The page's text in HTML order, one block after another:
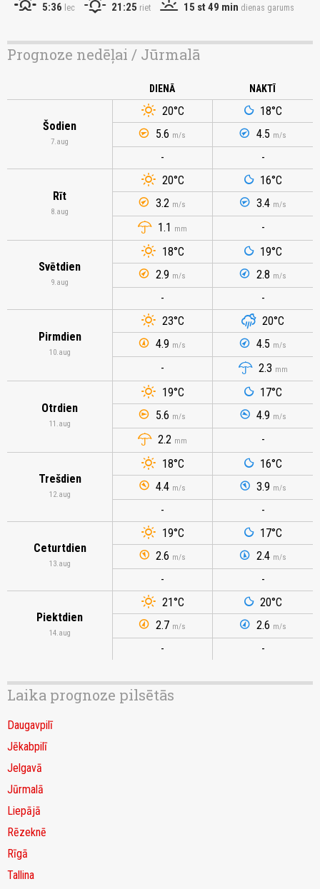
5:36 lec 21:25 riet 15 st 49 min dienas garums
Prognoze nedēļai / Jūrmalā
DIENĀ NAKTĪ
Šodien
7.aug
20°C 18°C
5.6 m/s 4.5 m/s
- -
Rīt
8.aug
20°C 16°C
3.2 m/s 3.4 m/s
1.1 mm -
Svētdien
9.aug
18°C 19°C
2.9 m/s 2.8 m/s
- -
Pirmdien
10.aug
23°C 20°C
4.9 m/s 4.5 m/s
- 2.3 mm
Otrdien
11.aug
19°C 17°C
5.6 m/s 4.9 m/s
2.2 mm -
Trešdien
12.aug
18°C 16°C
4.4 m/s 3.9 m/s
- -
Ceturtdien
13.aug
19°C 17°C
2.6 m/s 2.4 m/s
- -
Piektdien
14.aug
21°C 20°C
2.7 m/s 2.6 m/s
- -
Laika prognoze pilsētās
Daugavpilī
Jēkabpilī
Jelgavā
Jūrmalā
Liepājā
Rēzeknē
Rīgā
Tallina